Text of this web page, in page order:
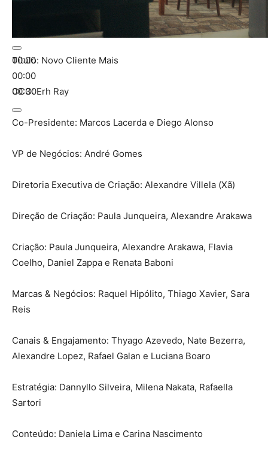
00:00
00:00
00:30
Título: Novo Cliente Mais
CCO: Erh Ray
Co-Presidente: Marcos Lacerda e Diego Alonso
VP de Negócios: André Gomes
Diretoria Executiva de Criação: Alexandre Villela (Xã)
Direção de Criação: Paula Junqueira, Alexandre Arakawa
Criação: Paula Junqueira, Alexandre Arakawa, Flavia
Coelho, Daniel Zappa e Renata Baboni
Marcas & Negócios: Raquel Hipólito, Thiago Xavier, Sara
Reis
Canais & Engajamento: Thyago Azevedo, Nate Bezerra,
Alexandre Lopez, Rafael Galan e Luciana Boaro
Estratégia: Dannyllo Silveira, Milena Nakata, Rafaella
Sartori
Conteúdo: Daniela Lima e Carina Nascimento